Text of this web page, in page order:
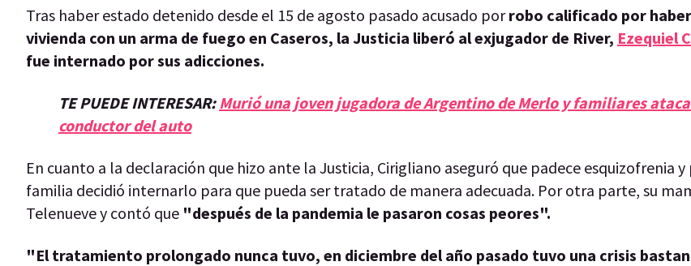
Tras haber estado detenido desde el 15 de agosto pasado acusado porrobo calificado por
vivienda con un arma de fuego en Caseros, la Justicia liberó al exjugador de River, Ezequiel
fue internado por sus adicciones.
TE PUEDE INTERESAR: Murió una joven jugadora de Argentino de Merlo y familiares
conductor del auto
En cuanto a la declaración que hizo ante la Justicia, Cirigliano aseguró que padece esquizofrenia
familia decidió internarlo para que pueda ser tratado de manera adecuada. Por otra parte, su
Telenueve y contó que "después de la pandemia le pasaron cosas peores".
"El tratamiento prolongado nunca tuvo, en diciembre del año pasado tuvo una crisis